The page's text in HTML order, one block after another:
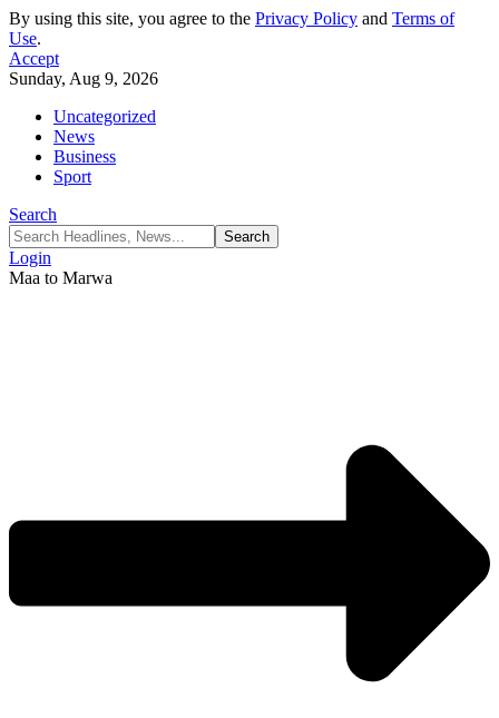
By using this site, you agree to the Privacy Policy and Terms of
Use.
Accept
Sunday, Aug 9, 2026
Uncategorized
News
Business
Sport
Search
Login
Maa to Marwa